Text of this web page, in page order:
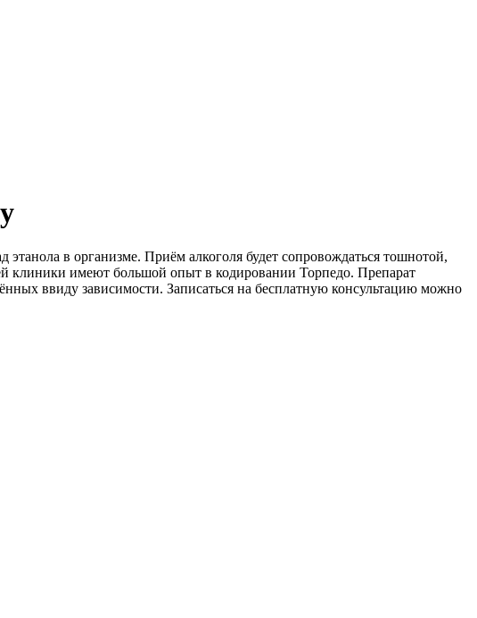
в организме. Приём алкоголя будет сопровождаться тошнотой,
клиники имеют большой опыт в кодировании Торпедо. Препарат
ввиду зависимости. Записаться на бесплатную консультацию можно